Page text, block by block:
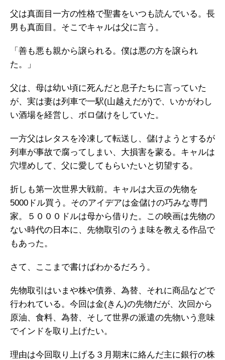
父は真面目一方の性格で聖書をいつも読んでいる。長
男も真面目。そこでキャルは父に言う。
「善も悪も親から譲られる。僕は悪の方を譲られ
た。」
父は、母は幼い頃に死んだと息子たちに言っていた
が、実は妻は列車で一駅(山越えだが)で、いかがわし
い酒場を経営し、ボロ儲けをしていた。
一方父はレタスを冷凍して転送し、儲けようとするが
列車が事故で腐ってしまい、大損害を蒙る。キャルは
穴埋めして、父に愛してもらいたいと切望する。
折しも第一次世界大戦前。キャルは大豆の先物を
5000ドル買う。そのアイデアは金儲けの巧みな専門
家。５０００ドルは母から借りた。この映画は先物の
ない時代の日本に、先物取引のうま味を教える作品で
もあった。
さて、ここまで書けばわかるだろう。
先物取引はいまや株や債券、為替、それに商品などで
行われている。今回は金(きん)の先物だが、次回から
原油、食料、為替、そして世界の派遣の先物いう意味
でインドを取り上げたい。
理由は今回取り上げる３月期末に絡んだ主に銀行の株